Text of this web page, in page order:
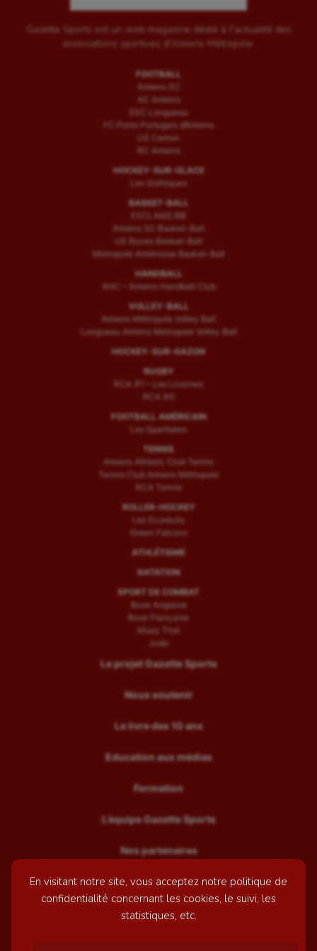
En visitant notre site, vous acceptez notre politique de
confidentialité concernant les cookies, le suivi, les
statistiques, etc.
Gazette Sports est un web magazine dédié à l'actualité des
associations sportives d'Amiens Métropole.
FOOTBALL
Amiens SC
AC Amiens
ESC Longueau
FC Porto Portugais d’Amiens
US Camon
RC Amiens
HOCKEY-SUR-GLACE
Les Gothiques
BASKET-BALL
ESCLAMS BB
Amiens SC Basket-Ball
US Boves Basket-Ball
Métropole Amiénoise Basket-Ball
HANDBALL
AHC – Amiens Handball Club
VOLLEY-BALL
Amiens Métropole Volley Ball
Longueau Amiens Metropole Volley Ball
HOCKEY-SUR-GAZON
RUGBY
RCA (F) – Les Licornes
RCA (H)
FOOTBALL AMÉRICAIN
Les Spartiates
TENNIS
Amiens Athletic Club Tennis
Tennis Club Amiens Métropole
RCA Tennis
ROLLER-HOCKEY
Les Ecureuils
Green Falcons
ATHLÉTISME
NATATION
SPORT DE COMBAT
Boxe Anglaise
Boxe Française
Muay Thaï
Judo
Le projet Gazette Sports
Nous soutenir
Le livre des 10 ans
Education aux médias
Formation
L’équipe Gazette Sports
Nos partenaires
Recrutement
Mentions légales